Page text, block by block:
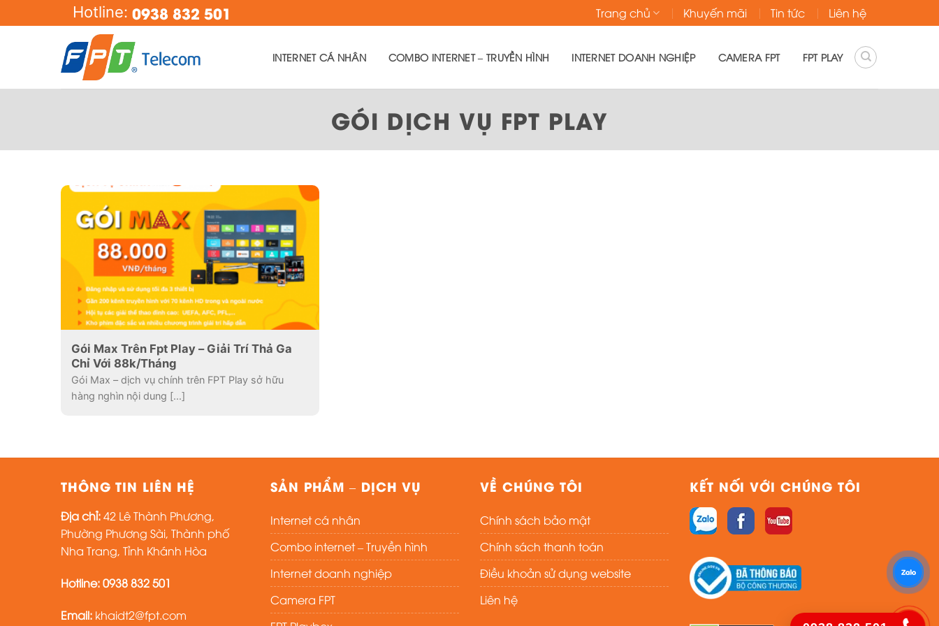
to
Hotline: 0938 832 501 Trang chủ Khuyến mãi Tin tức Liên hệ
INTERNET CÁ NHÂN COMBO INTERNET – TRUYỀN HÌNH INTERNET DOANH NGHIỆP CAMERA FPT FPT PLAY
GÓI DỊCH VỤ FPT PLAY
Gói Max Trên Fpt Play – Giải Trí Thả Ga
Chỉ Với 88k/Tháng
Gói Max – dịch vụ chính trên FPT Play sở hữu
hàng nghìn nội dung [...]
THÔNG TIN LIÊN HỆ
Địa chỉ:42 Lê Thành Phương,
Phường Phương Sài, Thành phố
Nha Trang, Tỉnh Khánh Hòa
Hotline:0938 832 501
Email: khaidt2@fpt.com
SẢN PHẨM – DỊCH VỤ
Internet cá nhân
Combo internet – Truyền hình
Internet doanh nghiệp
Camera FPT
VỀ CHÚNG TÔI
Chính sách bảo mật
Chính sách thanh toán
Điều khoản sử dụng website
Liên hệ
KẾT NỐI VỚI CHÚNG TÔI